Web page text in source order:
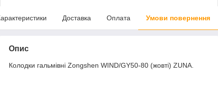
Доставка Оплата Умови повернення
Опис
Колодки гальмівні Zongshen WIND/GY50-80 (жовті) ZUNA.